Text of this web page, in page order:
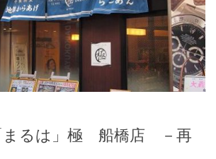
まるは」極 船橋店 －再